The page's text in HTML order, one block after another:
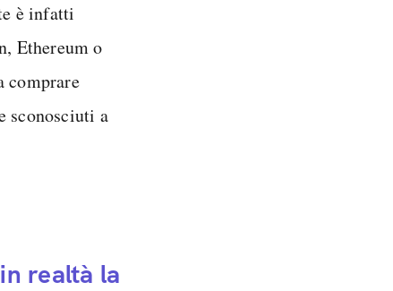
è infatti
Ethereum o
comprare
sconosciuti a
realtà la